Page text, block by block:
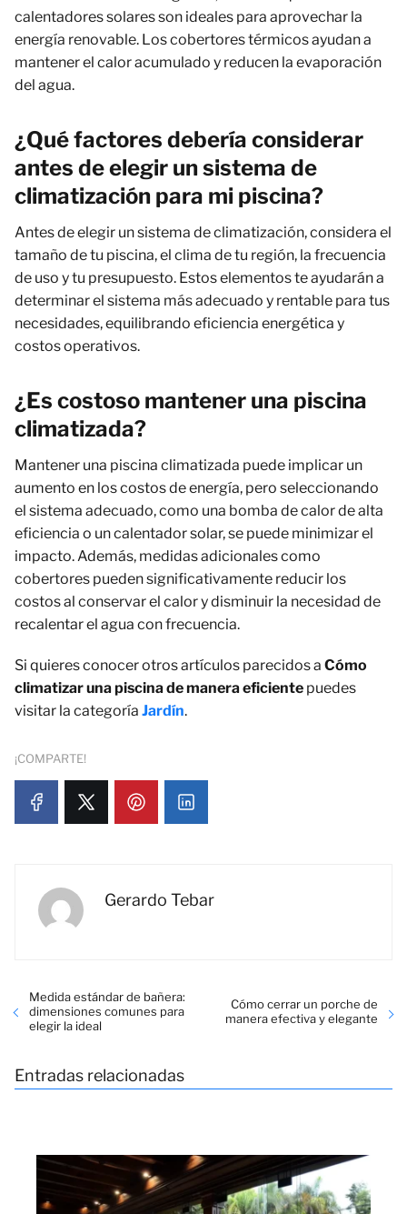
calentadores solares son ideales para aprovechar la
energía renovable. Los cobertores térmicos ayudan a
mantener el calor acumulado y reducen la evaporación
del agua.
¿Qué factores debería considerar
antes de elegir un sistema de
climatización para mi piscina?
Antes de elegir un sistema de climatización, considera el
tamaño de tu piscina, el clima de tu región, la frecuencia
de uso y tu presupuesto. Estos elementos te ayudarán a
determinar el sistema más adecuado y rentable para tus
necesidades, equilibrando eficiencia energética y
costos operativos.
¿Es costoso mantener una piscina
climatizada?
Mantener una piscina climatizada puede implicar un
aumento en los costos de energía, pero seleccionando
el sistema adecuado, como una bomba de calor de alta
eficiencia o un calentador solar, se puede minimizar el
impacto. Además, medidas adicionales como
cobertores pueden significativamente reducir los
costos al conservar el calor y disminuir la necesidad de
recalentar el agua con frecuencia.
Si quieres conocer otros artículos parecidos a Cómo
climatizar una piscina de manera eficiente puedes
visitar la categoría Jardín.
¡COMPARTE!
Gerardo Tebar
Medida estándar de bañera:
dimensiones comunes para
elegir la ideal
Cómo cerrar un porche de
manera efectiva y elegante
Entradas relacionadas